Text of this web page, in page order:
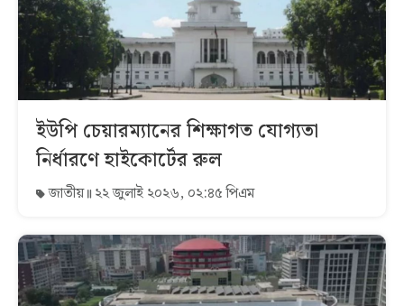
ইউপি চেয়ারম্যানের শিক্ষাগত যোগ্যতা
নির্ধারণে হাইকোর্টের রুল
জাতীয় ২২ জুলাই ২০২৬, ০২:৪৫ পিএম